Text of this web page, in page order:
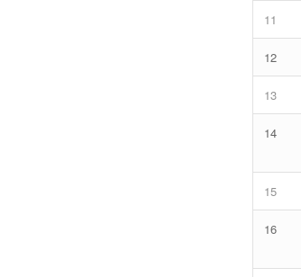
11
12
13
14
15
16